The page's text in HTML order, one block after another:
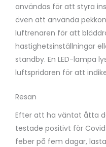
användas för att styra
även att använda
luftrenaren för att
hastighetsinställningar
standby. En LED-lampa
luftspridaren för att
Resan
Efter att ha väntat åtta
testade positivt för
feber på fem dagar,